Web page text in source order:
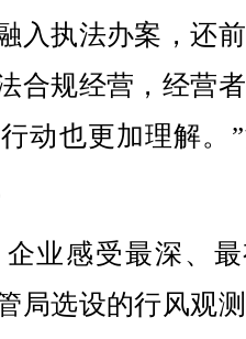
入执法办案，还
合规经营，经营
动也更加理解。
感受最深、最
局选设的行风观